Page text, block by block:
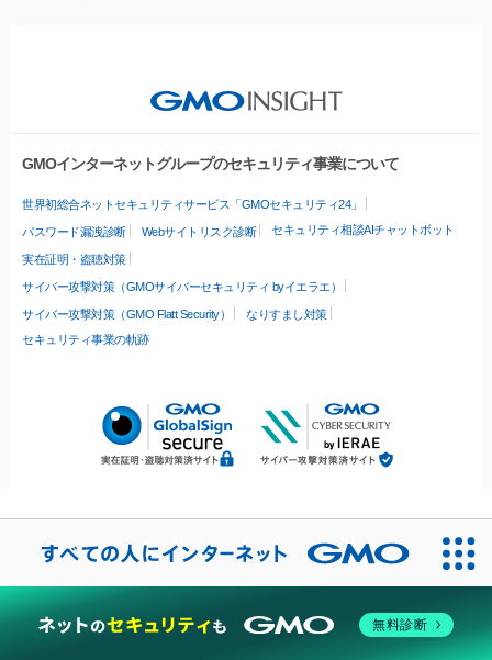
GMOインターネットグループのセキュリティ事業について
世界初総合ネットセキュリティサービス「GMOセキュリティ24」
パスワード漏洩診断 Webサイトリスク診断 セキュリティ相談AIチャットボット
実在証明・盗聴対策
サイバー攻撃対策（GMOサイバーセキュリティ byイエラエ）
サイバー攻撃対策（GMO Flatt Security）
なりすまし対策
セキュリティ事業の軌跡
無料診断